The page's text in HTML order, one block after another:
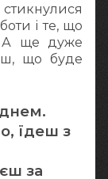
і те, що
А ще дуже
що буде
їдеш з
за